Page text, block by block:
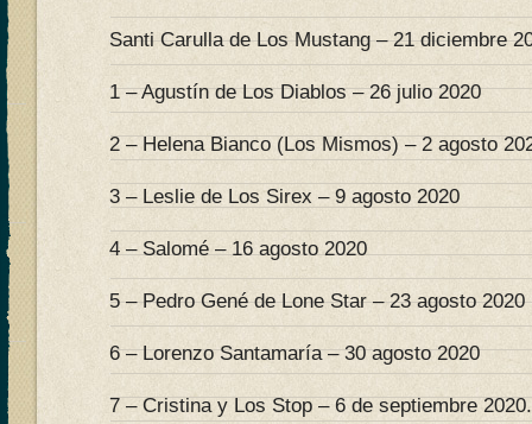
Santi Carulla de Los Mustang – 21 diciembre
1 – Agustín de Los Diablos – 26 julio 2020
2 – Helena Bianco (Los Mismos) – 2 agosto
3 – Leslie de Los Sirex – 9 agosto 2020
4 – Salomé – 16 agosto 2020
5 – Pedro Gené de Lone Star – 23 agosto 2020
6 – Lorenzo Santamaría – 30 agosto 2020
7 – Cristina y Los Stop – 6 de septiembre 2020.